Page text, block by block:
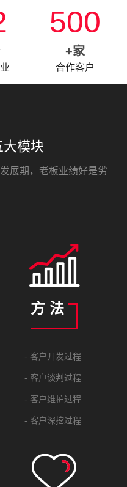
500
+家
合作客户
大模块
展期，老板业绩好是劣
方 法
- 客户开发过程
- 客户谈判过程
- 客户维护过程
- 客户深挖过程